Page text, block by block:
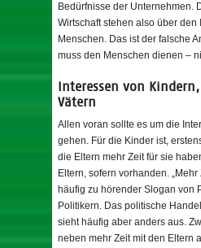
Bedürfnisse der Unternehmen.
Wirtschaft stehen also über den
Menschen. Das ist der falsche
muss den Menschen dienen –
Interessen von
Vätern
Allen voran sollte es um die
gehen. Für die Kinder ist,
die Eltern mehr Zeit für sie
Eltern, sofern vorhanden. „Mehr
häufig zu hörender Slogan von
Politikern. Das politische
sieht häufig aber anders aus.
neben mehr Zeit mit den Eltern